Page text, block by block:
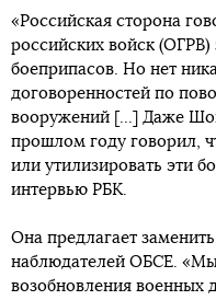
«Российская сторона
российских войск (ОГРВ)
боеприпасов. Но нет
договоренностей по
вооружений [...] Даже
прошлом году говорил,
или утилизировать эти
интервью РБК.
Она предлагает
наблюдателей ОБСЕ. «Мы
возобновления военных